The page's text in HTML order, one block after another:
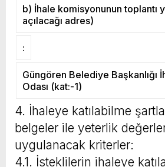
b) İhale komisyonunun toplantı
açılacağı adres)
:
Güngören Belediye Başkanlığı
Odası (kat:-1)
4. İhaleye katılabilme
belgeler ile yeterlik
uygulanacak kriterler:
4.1. İsteklilerin ihaleye